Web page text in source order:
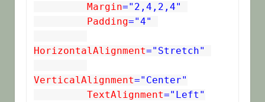
Margin="2,4,2,4"
Padding="4"
HorizontalAlignment="Stretch"
VerticalAlignment="Center"
TextAlignment="Left"